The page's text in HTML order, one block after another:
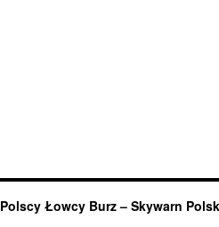
Polscy Łowcy Burz – Skywarn